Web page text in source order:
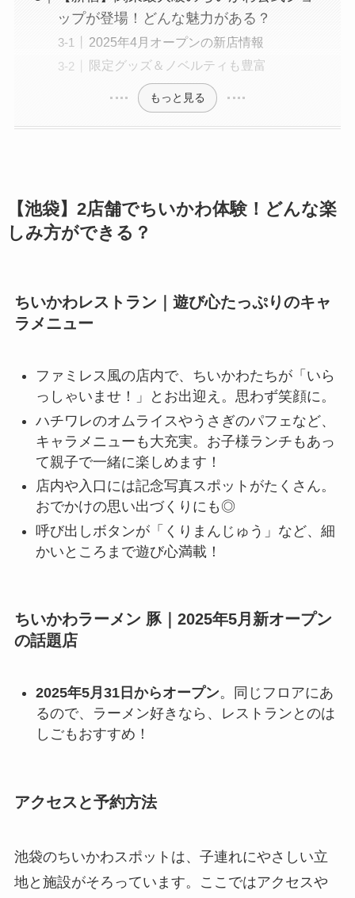
ップが登場！どんな魅力がある？
2025年4月オープンの新店情報
限定グッズ＆ノベルティも豊富
もっと見る
【池袋】2店舗でちいかわ体験！どんな楽
しみ方ができる？
ちいかわレストラン｜遊び心たっぷりのキャ
ラメニュー
ファミレス風の店内で、ちいかわたちが「いら
っしゃいませ！」とお出迎え。思わず笑顔に。
ハチワレのオムライスやうさぎのパフェなど、
キャラメニューも大充実。お子様ランチもあっ
て親子で一緒に楽しめます！
店内や入口には記念写真スポットがたくさん。
おでかけの思い出づくりにも◎
呼び出しボタンが「くりまんじゅう」など、細
かいところまで遊び心満載！
ちいかわラーメン 豚｜2025年5月新オープン
の話題店
2025年5月31日からオープン。同じフロアにあ
るので、ラーメン好きなら、レストランとのは
しごもおすすめ！
アクセスと予約方法
池袋のちいかわスポットは、子連れにやさしい立
地と施設がそろっています。ここではアクセスや